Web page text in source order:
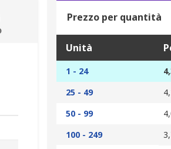
Prezzo per quantità
Unità
1 - 24
25 - 49
50 - 99
100 - 249